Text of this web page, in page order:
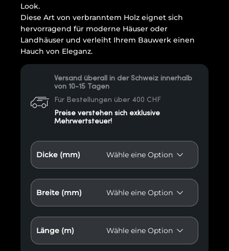
Look.
Diese Art von verbranntem Holz eignet sich
hervorragend für moderne Häuser oder
Landhäuser und verleiht Ihrem Bauwerk einen
Hauch von Eleganz.
Versand überall in der Schweiz innerhalb
von 10-15 Tagen
Für Bestellungen über 400 CHF
Preise verstehen sich exklusive
Mehrwertsteuer!
Dicke (mm)
Breite (mm)
Länge (m)